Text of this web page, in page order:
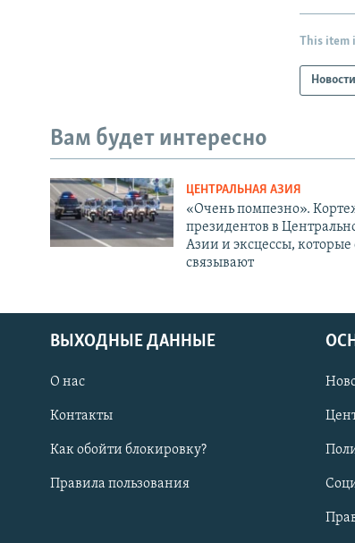
This item
Новости
Вам будет интересно
ЦЕНТРАЛЬНАЯ АЗИЯ
«Очень помпезно».
президентов в
Азии и эксцессы,
связывают
ВЫХОДНЫЕ ДАННЫЕ
О нас
Контакты
Как обойти блокировку?
Правила пользования